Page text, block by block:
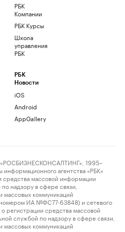
РБК
Компании
РБК Курсы
Школа
управления
РБК
РБК
Новости
iOS
Android
AppGallery
1995–
агентства «РБК»
средства массовой информации
надзору в сфере связи,
массовых коммуникаций
ИА №ФС77-63848) и сетевого
регистрации средства массовой
службой по надзору в сфере связи,
массовых коммуникаций